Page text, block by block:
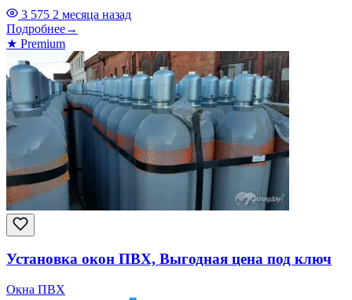
3 575 2 месяца назад
Подробнее→
★ Premium
Установка окон ПВХ, Выгодная цена под ключ
Окна ПВХ